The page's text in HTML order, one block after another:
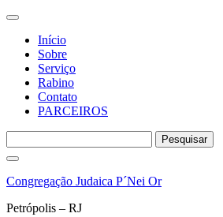
Início
Sobre
Serviço
Rabino
Contato
PARCEIROS
por:
Pular
o
Congregação Judaica P´Nei Or
Petrópolis – RJ